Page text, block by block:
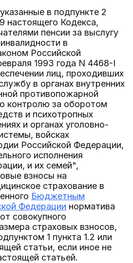
в подпункте 2
настоящего Кодекса,
пенсии за выслугу
в
Российской
1993 года N 4468-I
лиц, проходивших
в органах внутренних
противопожарной
контролю за оборотом
и психотропных
и органах уголовно-
войсках
Российской Федерации,
исполнения
и их семей",
взносы на
страхование в
Бюджетным
Федерации норматива
совокупного
страховых взносов,
1 пункта 1.2 или
статьи, если иное не
статьей.